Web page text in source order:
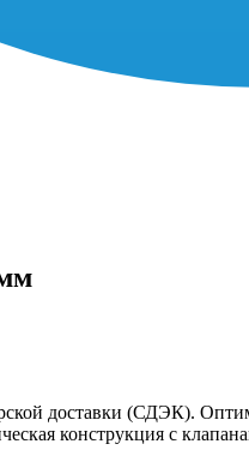
доставки (СДЭК).
конструкция с